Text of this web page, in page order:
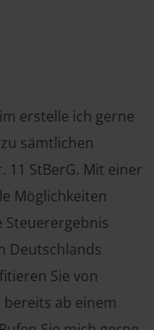
erstelle ich gerne
sämtlichen
11 StBerG. Mit einer
Möglichkeiten
Steuerergebnis
Deutschlands
Sie von
ab einem